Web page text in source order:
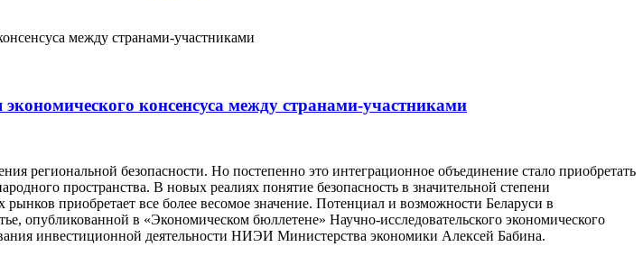
консенсуса между странами-участниками
региональной безопасности. Но постепенно это интеграционное объединение стало приобретать
пространства. В новых реалиях понятие безопасность в значительной степени
приобретает все более весомое значение. Потенциал и возможности Беларуси в
опубликованной в «Экономическом бюллетене» Научно-исследовательского экономического
инвестиционной деятельности НИЭИ Министерства экономики Алексей Бабина.